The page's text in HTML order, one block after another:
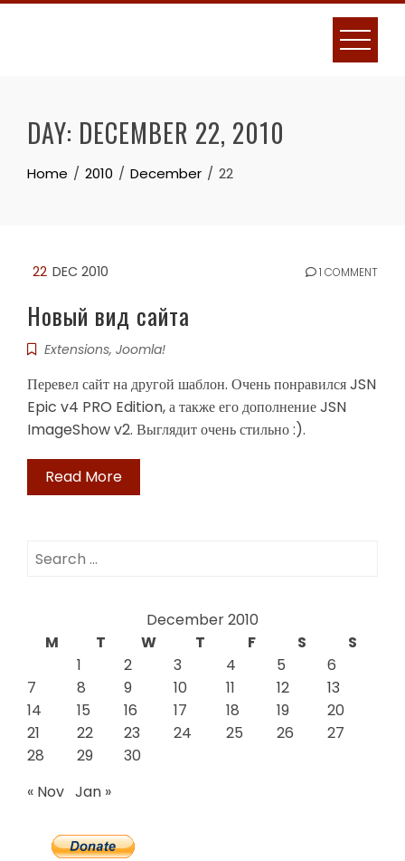
Skip
DAY: DECEMBER 22, 2010
Home 2010 December 22
22 DEC 2010 1 COMMENT
Новый вид сайта
Extensions, Joomla!
Перевел сайт на другой шаблон. Очень понравился JSN
Epic v4 PRO Edition, а также его дополнение JSN
ImageShow v2. Выглядит очень стильно :).
Read More
Search
December 2010
M
T W T F S
S
1
2 3 4 5
6
7
8 9 10 11 12
13
14
15 16 17 18 19
20
21
22 23 24 25 26
27
28
29
30
« Nov Jan »